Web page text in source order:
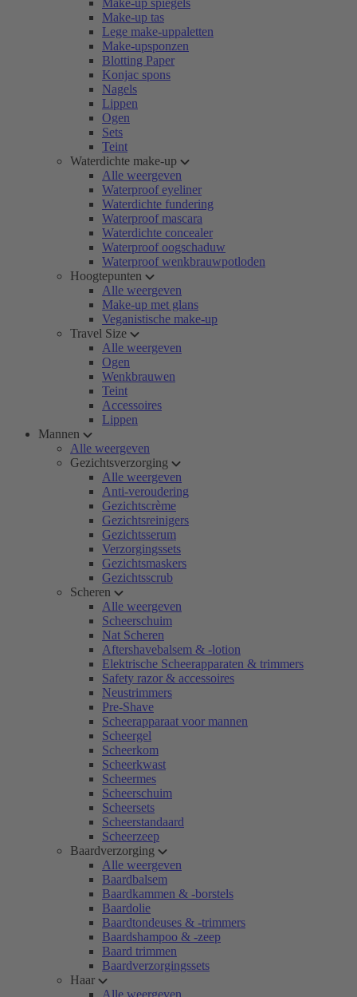
Make-up spiegels
Make-up tas
Lege make-uppaletten
Make-upsponzen
Blotting Paper
Konjac spons
Nagels
Lippen
Ogen
Sets
Teint
Waterdichte make-up
Alle weergeven
Waterproof eyeliner
Waterdichte fundering
Waterproof mascara
Waterdichte concealer
Waterproof oogschaduw
Waterproof wenkbrauwpotloden
Hoogtepunten
Alle weergeven
Make-up met glans
Veganistische make-up
Travel Size
Alle weergeven
Ogen
Wenkbrauwen
Teint
Accessoires
Lippen
Mannen
Alle weergeven
Gezichtsverzorging
Alle weergeven
Anti-veroudering
Gezichtscrème
Gezichtsreinigers
Gezichtsserum
Verzorgingssets
Gezichtsmaskers
Gezichtsscrub
Scheren
Alle weergeven
Scheerschuim
Nat Scheren
Aftershavebalsem & -lotion
Elektrische Scheerapparaten & trimmers
Safety razor & accessoires
Neustrimmers
Pre-Shave
Scheerapparaat voor mannen
Scheergel
Scheerkom
Scheerkwast
Scheermes
Scheerschuim
Scheersets
Scheerstandaard
Scheerzeep
Baardverzorging
Alle weergeven
Baardbalsem
Baardkammen & -borstels
Baardolie
Baardtondeuses & -trimmers
Baardshampoo & -zeep
Baard trimmen
Baardverzorgingssets
Haar
Alle weergeven